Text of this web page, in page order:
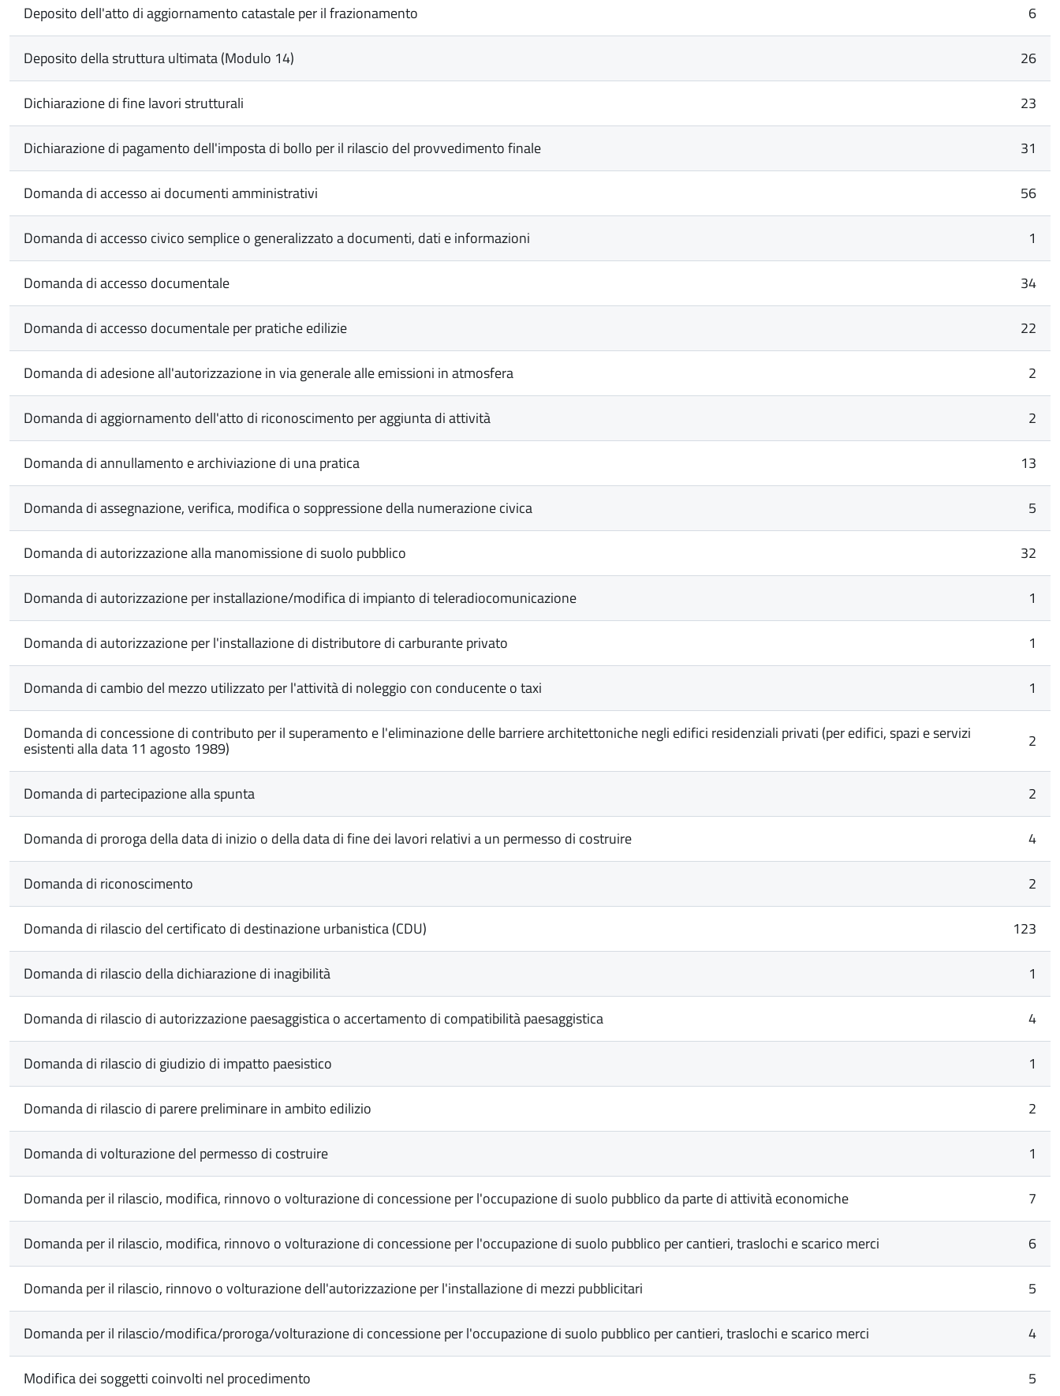
Deposito dell'atto di aggiornamento catastale per il frazionamento 6
Deposito della struttura ultimata (Modulo 14) 26
Dichiarazione di fine lavori strutturali 23
Dichiarazione di pagamento dell'imposta di bollo per il rilascio del provvedimento finale 31
Domanda di accesso ai documenti amministrativi 56
Domanda di accesso civico semplice o generalizzato a documenti, dati e informazioni 1
Domanda di accesso documentale 34
Domanda di accesso documentale per pratiche edilizie 22
Domanda di adesione all'autorizzazione in via generale alle emissioni in atmosfera 2
Domanda di aggiornamento dell'atto di riconoscimento per aggiunta di attività 2
Domanda di annullamento e archiviazione di una pratica 13
Domanda di assegnazione, verifica, modifica o soppressione della numerazione civica 5
Domanda di autorizzazione alla manomissione di suolo pubblico 32
Domanda di autorizzazione per installazione/modifica di impianto di teleradiocomunicazione 1
Domanda di autorizzazione per l'installazione di distributore di carburante privato 1
Domanda di cambio del mezzo utilizzato per l'attività di noleggio con conducente o taxi 1
Domanda di concessione di contributo per il superamento e l'eliminazione delle barriere architettoniche negli edifici residenziali privati (per edifici, spazi e servizi
esistenti alla data 11 agosto 1989) 2
Domanda di partecipazione alla spunta 2
Domanda di proroga della data di inizio o della data di fine dei lavori relativi a un permesso di costruire 4
Domanda di riconoscimento 2
Domanda di rilascio del certificato di destinazione urbanistica (CDU) 123
Domanda di rilascio della dichiarazione di inagibilità 1
Domanda di rilascio di autorizzazione paesaggistica o accertamento di compatibilità paesaggistica 4
Domanda di rilascio di giudizio di impatto paesistico 1
Domanda di rilascio di parere preliminare in ambito edilizio 2
Domanda di volturazione del permesso di costruire 1
Domanda per il rilascio, modifica, rinnovo o volturazione di concessione per l'occupazione di suolo pubblico da parte di attività economiche 7
Domanda per il rilascio, modifica, rinnovo o volturazione di concessione per l'occupazione di suolo pubblico per cantieri, traslochi e scarico merci 6
Domanda per il rilascio, rinnovo o volturazione dell'autorizzazione per l'installazione di mezzi pubblicitari 5
Domanda per il rilascio/modifica/proroga/volturazione di concessione per l'occupazione di suolo pubblico per cantieri, traslochi e scarico merci 4
Modifica dei soggetti coinvolti nel procedimento 5